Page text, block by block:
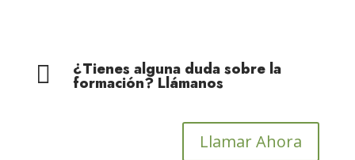
 ¿Tienes alguna duda sobre la
formación? Llámanos
Llamar Ahora